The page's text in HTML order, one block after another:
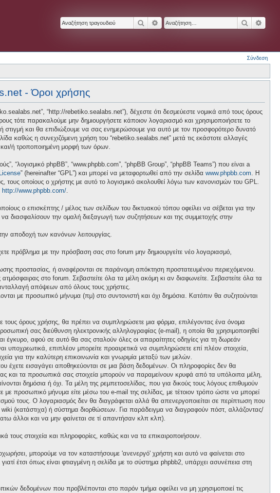
ΑναζήτησηΕιδική αναζήτηση
Σύνδεση
- Όροι χρήσης
“http://rebetiko.sealabs.net”), δέχεστε ότι δεσμεύεστε νομικά από τους όρους
τότε παρακαλούμε μην δημιουργήσετε κάποιον λογαριασμό και χρησιμοποιήσετε το
και θα επιδιώξουμε να σας ενημερώσουμε για αυτό με τον προσφορότερο δυνατό
καθώς η συνεχιζόμενη χρήση του “rebetiko.sealabs.net” μετά τις εκάστοτε αλλαγές
και/ή τροποποιημένη μορφή των όρων.
“λογισμικό phpBB”, “www.phpbb.com”, “phpBB Group”, “phpBB Teams”) που είναι a
” (hereinafter “GPL”) και μπορεί να μεταφορτωθεί από την σελίδα www.phpbb.com. Η
τους οποίους ο χρήστης με αυτό το λογισμικό ακολουθεί λόγω των κανονισμών του GPL.
http://www.phpbb.com/.
ο επισκέπτης / μέλος των σελίδων του δικτυακού τόπου οφείλει να σέβεται για την
διασφαλίσουν την ομαλή διεξαγωγή των συζητήσεων και της συμμετοχής στην
αποδοχή των κανόνων λειτουργίας.
πρόβλημα με την πρόσβαση σας στο forum μην δημιουργείτε νέο λογαριασμό,
προστασίας, ή αναφέρονται σε παράνομη απόκτηση προστατευμένου περιεχόμενου.
στο forum. Σεβαστείτε όλα τα μέλη ακόμη κι αν διαφωνείτε. Σεβαστείτε όλα τα
απόψεων από όλους τους χρήστες.
με προσωπικό μήνυμα (πμ) στο συντονιστή και όχι δημόσια. Κατόπιν θα συζητούνται
τους όρους χρήσης, θα πρέπει να συμπληρώσετε μια φόρμα, επιλέγοντας ένα όνομα
σας διεύθυνση ηλεκτρονικής αλληλογραφίας (e-mail), η οποία θα χρησιμοποιηθεί
έγκυρο, αφού σε αυτό θα σας σταλούν όλες οι απαραίτητες οδηγίες για τη δωρεάν
υποχρεωτικά, επιπλέον μπορείτε προαιρετικά να συμπληρώσετε επί πλέον στοιχεία,
για την καλύτερη επικοινωνία και γνωριμία μεταξύ των μελών.
έχετε εισαγάγει αποθηκεύονται σε μια βάση δεδομένων. Οι πληροφορίες δεν θα
και τα προσωπικά σας στοιχεία μπορούν να παραμείνουν κρυφά από τα υπόλοιπα μέλη,
δημόσια ή όχι. Τα μέλη της ρεμπετοσελίδας, που για δικούς τους λόγους επιθυμούν
με προσωπικό μήνυμα είτε μέσω του e-mail της σελίδας, με τέτοιον τρόπο ώστε να μπορεί
τους. Ο λογαριασμός δεν θα διαγράφεται αλλά θα απενεργοποιείται σε περίπτωση που
(κατάστιχα) ή σύστημα διορθώσεων. Για παράδειγμα να διαγραφούν πόστ, αλλάζοντας/
άλλοι και να μην φαίνεται σε τί απαντήσαν κλπ κλπ).
τους στοιχεία και πληροφορίες, καθώς και να τα επικαιροποιήσουν.
μπορούμε να τον καταστήσουμε 'ανενεργό' χρήστη και αυτό να φαίνεται στο
έτσι όπως είναι φτιαγμένη η σελίδα με το σύστημα phpbb2, υπάρχει ασυνέπεια στη
δεδομένων που προβλέπονται στο παρόν τμήμα οφείλει να μη χρησιμοποιεί τις